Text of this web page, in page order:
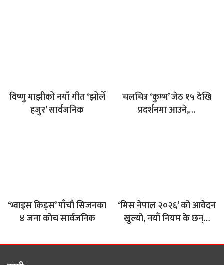
विष्णु माझीको नयाँ गीत ‘झोर्ले
हजुर’ सार्वजनिक
‘भ्वाइस किड्स’ पाँचौ सिजनका
४ जना कोच सार्वजनिक
चलचित्र ‘कुम्भ’ जेठ १५ देखि
प्रदर्शनमा आउने,…
‘मिस नेपाल २०२६’ को आवेदन
खुल्यो, नयाँ नियम के छन्…